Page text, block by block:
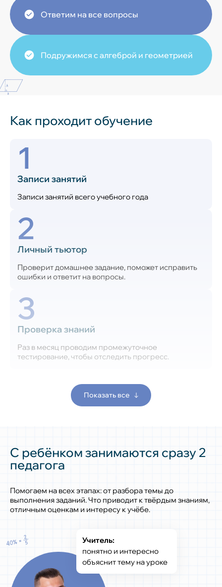
Ответим на все вопросы
Подружимся с алгеброй и геометрией
Как проходит обучение
1
Записи занятий
Записи занятий всего учебного года
2
Личный тьютор
Проверит домашнее задание, поможет исправить
ошибки и ответит на вопросы.
3
Проверка знаний
Раз в месяц проводим промежуточное
тестирование, чтобы отследить прогресс.
Показать все
С ребёнком занимаются сразу 2
педагога
Помогаем на всех этапах: от разбора темы до
выполнения заданий. Что приводит к твёрдым знаниям,
отличным оценкам и интересу к учёбе.
Учитель:
понятно и интересно
объяснит тему на уроке